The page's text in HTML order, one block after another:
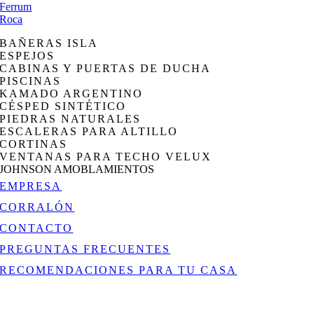
Ferrum
Roca
BAÑERAS ISLA
ESPEJOS
CABINAS Y PUERTAS DE DUCHA
PISCINAS
KAMADO ARGENTINO
CÉSPED SINTÉTICO
PIEDRAS NATURALES
ESCALERAS PARA ALTILLO
CORTINAS
VENTANAS PARA TECHO VELUX
JOHNSON AMOBLAMIENTOS
EMPRESA
CORRALÓN
CONTACTO
PREGUNTAS FRECUENTES
RECOMENDACIONES PARA TU CASA